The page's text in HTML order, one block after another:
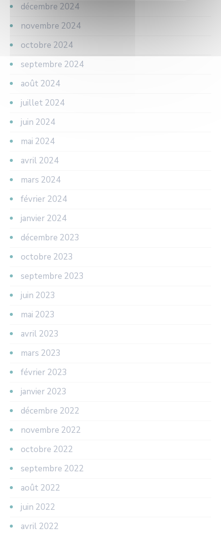
décembre 2024
novembre 2024
octobre 2024
septembre 2024
août 2024
juillet 2024
juin 2024
mai 2024
avril 2024
mars 2024
février 2024
janvier 2024
décembre 2023
octobre 2023
septembre 2023
juin 2023
mai 2023
avril 2023
mars 2023
février 2023
janvier 2023
décembre 2022
novembre 2022
octobre 2022
septembre 2022
août 2022
juin 2022
avril 2022